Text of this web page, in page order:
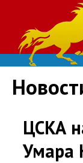
ЦСКА
Умара